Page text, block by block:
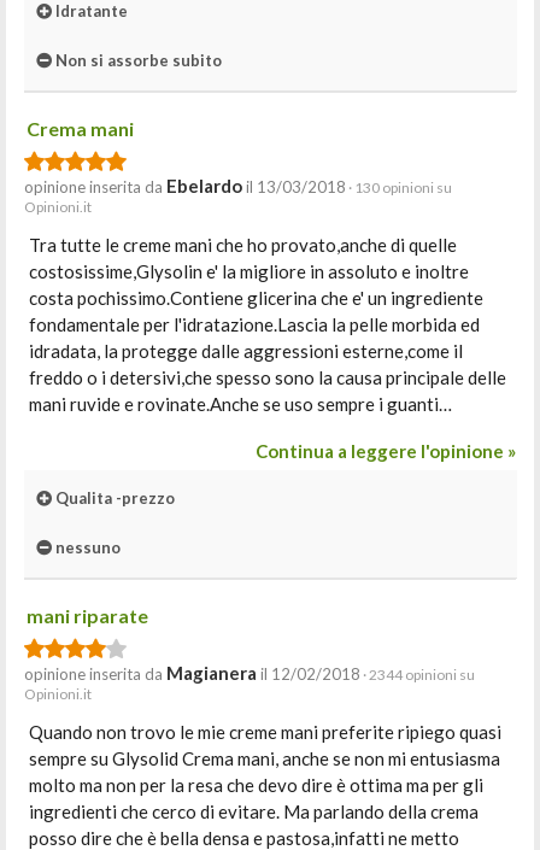
Idratante
Non si assorbe subito
Crema mani
opinione inserita da Ebelardoil 13/03/2018 · 130 opinioni su
Opinioni.it
Tra tutte le creme mani che ho provato,anche di quelle
costosissime,Glysolin e' la migliore in assoluto e inoltre
costa pochissimo.Contiene glicerina che e' un ingrediente
fondamentale per l'idratazione.Lascia la pelle morbida ed
idradata, la protegge dalle aggressioni esterne,come il
freddo o i detersivi,che spesso sono la causa principale delle
mani ruvide e rovinate.Anche se uso sempre i guanti…
Continua a leggere l'opinione »
Qualita -prezzo
nessuno
mani riparate
opinione inserita da Magianera il 12/02/2018 · 2344 opinioni su
Opinioni.it
Quando non trovo le mie creme mani preferite ripiego quasi
sempre su Glysolid Crema mani, anche se non mi entusiasma
molto ma non per la resa che devo dire è ottima ma per gli
ingredienti che cerco di evitare. Ma parlando della crema
posso dire che è bella densa e pastosa,infatti ne metto